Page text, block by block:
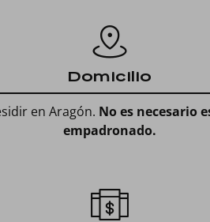
Domicilio
en Aragón. No es necesario
empadronado.